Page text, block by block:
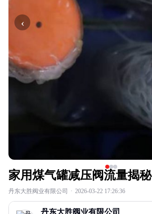
‹
家用煤气罐减压阀流量揭秘
丹东大胜阀业有限公司 · 2026-03-22 17:26:36
丹东大胜阀业有限公司